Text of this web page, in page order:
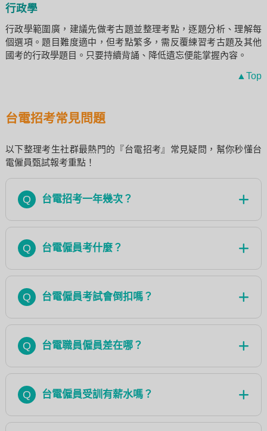
行政學
行政學範圍廣，建議先做考古題並整理考點，逐題分析、理解每
個選項。題目難度適中，但考點繁多，需反覆練習考古題及其他
國考的行政學題目。只要持續背誦、降低遺忘便能掌握內容。
▲Top
台電招考常見問題
以下整理考生社群最熱門的『台電招考』常見疑問，幫你秒懂台
電僱員甄試報考重點！
Q 台電招考一年幾次？
Q 台電僱員考什麼？
Q 台電僱員考試會倒扣嗎？
Q 台電職員僱員差在哪？
Q 台電僱員受訓有薪水嗎？